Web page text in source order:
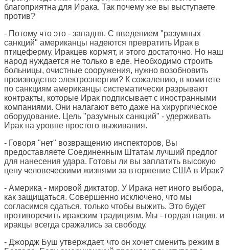
благоприятна для Ирака. Так почему же вы выступаете
против?
- Потому что это - западня. С введением "разумных
санкций" американцы надеются превратить Ирак в
птицеферму. Иракцев кормят, и этого достаточно. Но наш
народ нуждается не только в еде. Необходимо строить
больницы, очистные сооружения, нужно возобновить
производство электроэнергии? К сожалению, в комитете
по санкциям американцы систематически разрывают
контракты, которые Ирак подписывает с иностранными
компаниями. Они налагают вето даже на хирургическое
оборудование. Цель "разумных санкций" - удерживать
Ирак на уровне простого выживания.
- Говоря "нет" возвращению инспекторов, Вы
предоставляете Соединенным Штатам лучший предлог
для нанесения удара. Готовы ли вы заплатить высокую
цену человеческими жизнями за вторжение США в Ирак?
- Америка - мировой диктатор. У Ирака нет иного выбора,
как защищаться. Совершенно исключено, что мы
согласимся сдаться, только чтобы выжить. Это будет
противоречить иракским традициям. Мы - гордая нация, и
иракцы всегда сражались за свободу.
- Джордж Буш утверждает, что он хочет сменить режим в